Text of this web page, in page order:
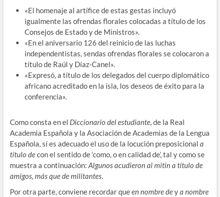
«El homenaje al artífice de estas gestas incluyó
igualmente las ofrendas florales colocadas a título de los
Consejos de Estado y de Ministros».
«En el aniversario 126 del reinicio de las luchas
independentistas, sendas ofrendas florales se colocaron a
título de Raúl y Díaz-Canel».
«Expresó, a título de los delegados del cuerpo diplomático
africano acreditado en la isla, los deseos de éxito para la
conferencia».
Como consta en el Diccionario del estudiante, de la Real
Academia Española y la Asociación de Academias de la Lengua
Española, sí es adecuado el uso de la locución preposicional a
título decon el sentido de ‘como, o en calidad de’, tal y como se
muestra a continuación: Algunos acudieron al mitin a título de
amigos, más que de militantes.
Por otra parte, conviene recordar queen nombre deya nombre